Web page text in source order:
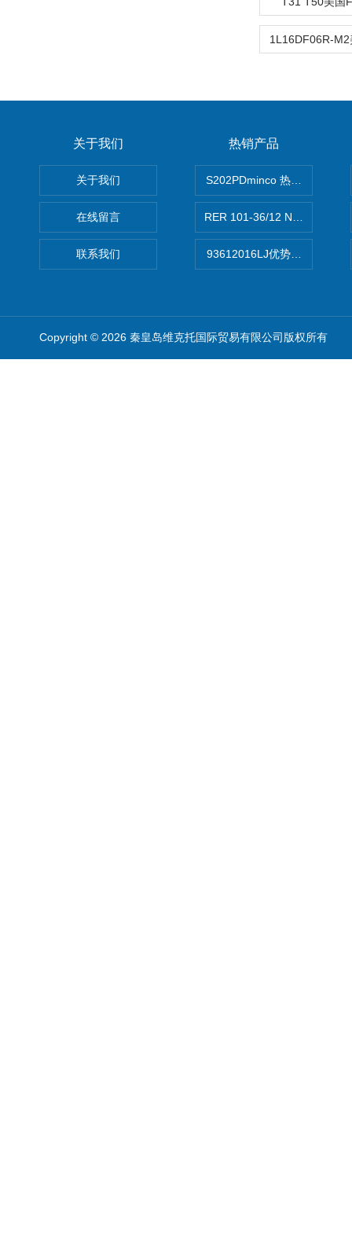
关于我们
关于我们
在线留言
联系我们
热销产品
S202PDminco 热电阻
RER 101-36/12 NHH离心
93612016LJ优势供应美国
Copyright © 2026 秦皇岛维克托国际贸易有限公司版权所有